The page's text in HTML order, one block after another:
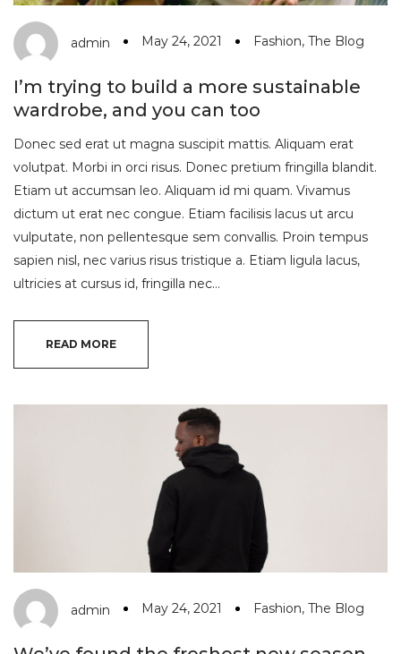
admin May 24, 2021 Fashion, The Blog
I’m trying to build a more sustainable
wardrobe, and you can too
Donec sed erat ut magna suscipit mattis. Aliquam erat
volutpat. Morbi in orci risus. Donec pretium fringilla blandit.
Etiam ut accumsan leo. Aliquam id mi quam. Vivamus
dictum ut erat nec congue. Etiam facilisis lacus ut arcu
vulputate, non pellentesque sem convallis. Proin tempus
sapien nisl, nec varius risus tristique a. Etiam ligula lacus,
ultricies at cursus id, fringilla nec…
READ MORE
admin May 24, 2021 Fashion, The Blog